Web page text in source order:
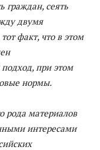
граждан, сеять
двумя
факт, что в этом
при этом
нормы.
рода материалов
интересами